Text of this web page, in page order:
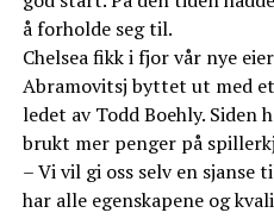
å forholde seg til.
Chelsea fikk i fjor vår nye
Abramovitsj byttet ut med
ledet av Todd Boehly. Siden
brukt mer penger på
– Vi vil gi oss selv en sjanse
har alle egenskapene og